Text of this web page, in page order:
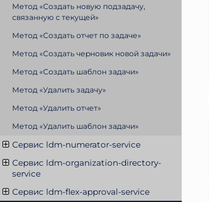
Метод «Создать новую подзадачу,
связанную с текущей»
Метод «Создать отчет по задаче»
Метод «Создать черновик новой задачи»
Метод «Создать шаблон задачи»
Метод «Удалить задачу»
Метод «Удалить отчет»
Метод «Удалить шаблон задачи»
Сервис ldm-numerator-service
Сервис ldm-organization-directory-
service
Сервис ldm-flex-approval-service